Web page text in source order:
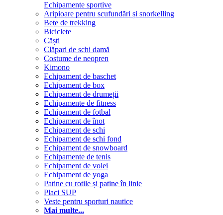
Echipamente sportive
Aripioare pentru scufundări și snorkelling
Bețe de trekking
Biciclete
Căști
Clăpari de schi damă
Costume de neopren
Kimono
Echipament de baschet
Echipament de box
Echipament de drumeții
Echipamente de fitness
Echipament de fotbal
Echipament de înot
Echipament de schi
Echipament de schi fond
Echipament de snowboard
Echipamente de tenis
Echipament de volei
Echipament de yoga
Patine cu rotile și patine în linie
Placi SUP
Veste pentru sporturi nautice
Mai multe...